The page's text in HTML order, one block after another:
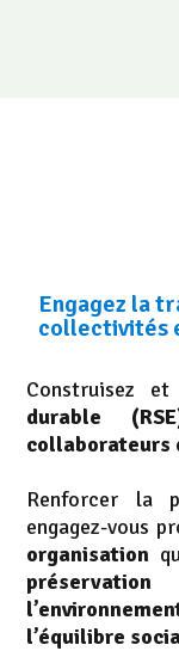
Engagez la
collectivités
Construisez
durable
collaborateurs
Renforcer la
engagez-vous
organisation
l’équilibre